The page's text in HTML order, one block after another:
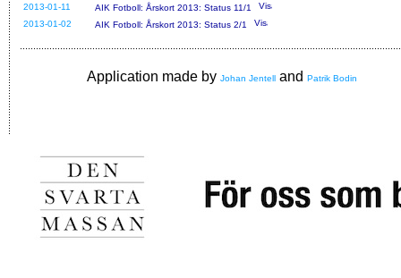
2013-01-11
AIK Fotboll: Årskort 2013: Status 11/1
2013-01-02
AIK Fotboll: Årskort 2013: Status 2/1
Application made by Johan Jentell and Patrik Bodin